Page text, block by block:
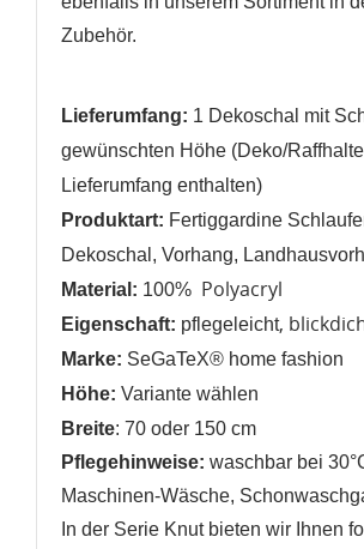
Zubehör.
Lieferumfang: 1 Dekoschal mit
gewünschten Höhe (Deko/
Lieferumfang enthalten)
Produktart: Fertiggardine
Dekoschal, Vorhang,
Material: 100% Polyacryl
Eigenschaft: pflegeleicht,
Marke: SeGaTeX® home fashion
Höhe: Variante wählen
Breite: 70 oder 150 cm
Pflegehinweise: waschbar bei
Maschinen-Wäsche,
In der Serie Knut bieten wir Ihnen
Sie müssen angemeldet sein, um Artikel
Wunschliste hinzufügen zu können.